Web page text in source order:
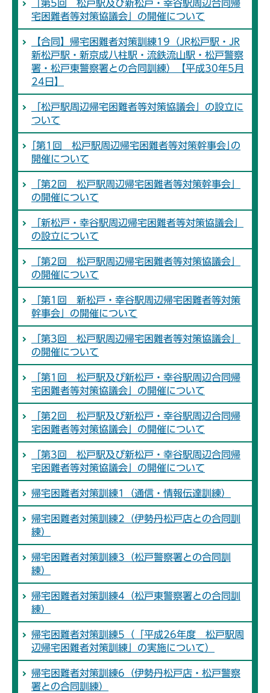
「第5回 松戸駅及び新松戸・幸谷駅周辺合同帰
宅困難者等対策協議会」の開催について
【合同】帰宅困難者対策訓練19（JR松戸駅・JR
新松戸駅・新京成八柱駅・流鉄流山駅・松戸警察
署・松戸東警察署との合同訓練）【平成30年5月
24日】
「松戸駅周辺帰宅困難者等対策協議会」の設立に
ついて
｢第1回 松戸駅周辺帰宅困難者等対策幹事会｣の
開催について
「第2回 松戸駅周辺帰宅困難者等対策幹事会」
の開催について
「新松戸・幸谷駅周辺帰宅困難者等対策協議会」
の設立について
「第2回 松戸駅周辺帰宅困難者等対策協議会」
の開催について
「第1回 新松戸・幸谷駅周辺帰宅困難者等対策
幹事会」の開催について
「第3回 松戸駅周辺帰宅困難者等対策協議会」
の開催について
「第1回 松戸駅及び新松戸・幸谷駅周辺合同帰
宅困難者等対策協議会」の開催について
「第2回 松戸駅及び新松戸・幸谷駅周辺合同帰
宅困難者等対策協議会」の開催について
「第3回 松戸駅及び新松戸・幸谷駅周辺合同帰
宅困難者等対策協議会」の開催について
帰宅困難者対策訓練1（通信・情報伝達訓練）
帰宅困難者対策訓練2（伊勢丹松戸店との合同訓
練）
帰宅困難者対策訓練3（松戸警察署との合同訓
練）
帰宅困難者対策訓練4（松戸東警察署との合同訓
練）
帰宅困難者対策訓練5（「平成26年度 松戸駅周
辺帰宅困難者対策訓練」の実施について）
帰宅困難者対策訓練6（伊勢丹松戸店・松戸警察
署との合同訓練）